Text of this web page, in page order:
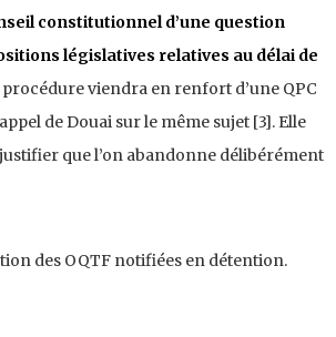
constitutionnel d’une question
législatives relatives au délai de
procédure viendra en renfort d’une QPC
de Douai sur le même sujet [3]. Elle
que l’on abandonne délibérément
des OQTF notifiées en détention.